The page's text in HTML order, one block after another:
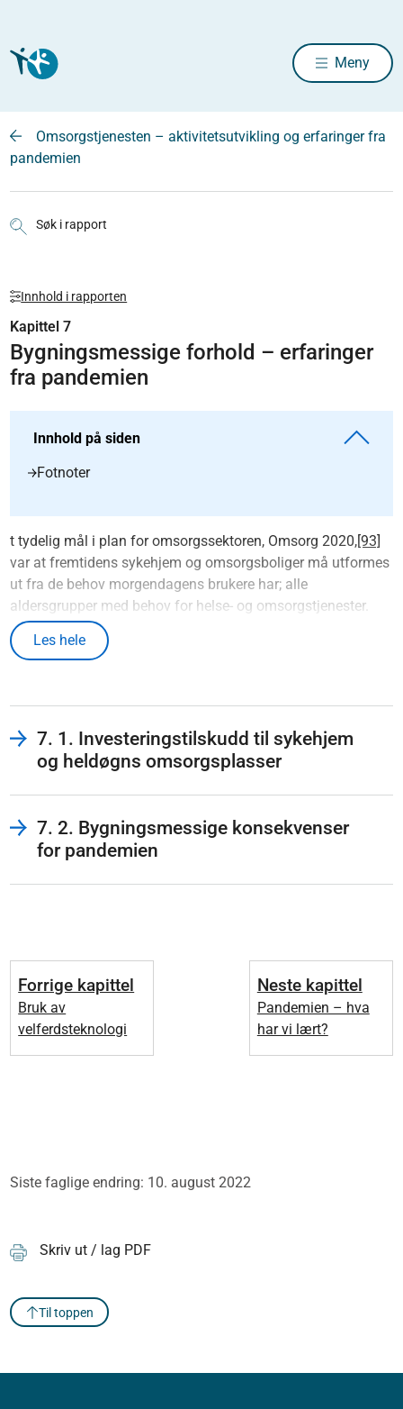
Meny
Omsorgstjenesten – aktivitetsutvikling og erfaringer fra
pandemien
Søk i rapport
Innhold i rapporten
Kapittel 7
Bygningsmessige forhold – erfaringer
fra pandemien
Innhold på siden
Fotnoter
t tydelig mål i plan for omsorgssektoren, Omsorg 2020,[93]
var at fremtidens sykehjem og omsorgsboliger må utformes
ut fra de behov morgendagens brukere har; alle
aldersgrupper med behov for helse- og omsorgstjenester.
Noen er inne til korttids­rehabilitering, noen skal tilbringe
livets siste dager der og andre skal leve et langt liv der. Dette
for de som arbeider i denne sektoren.
[93]
Regjeringens plan for omsorgsfeltet 2015 – 2020.
Omsorg 2020
Les hele
7. 1. Investeringstilskudd til sykehjem
og heldøgns omsorgsplasser
7. 2. Bygningsmessige konsekvenser
for pandemien
Forrige kapittel
Bruk av
velferdsteknologi
Neste kapittel
Pandemien – hva
har vi lært?
Siste faglige endring: 10. august 2022
Skriv ut / lag PDF
Til toppen